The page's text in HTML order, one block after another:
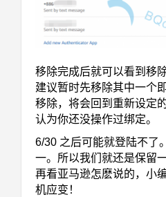
移除完成后就可以看到移
建议暂时先移除其中一个
移除，将会回到重新设定
认为你还没操作过绑定。
6/30 之后可能就登陆不了
一。所以我们就还是保留
再看亚马逊怎麽说的，小
机应变！